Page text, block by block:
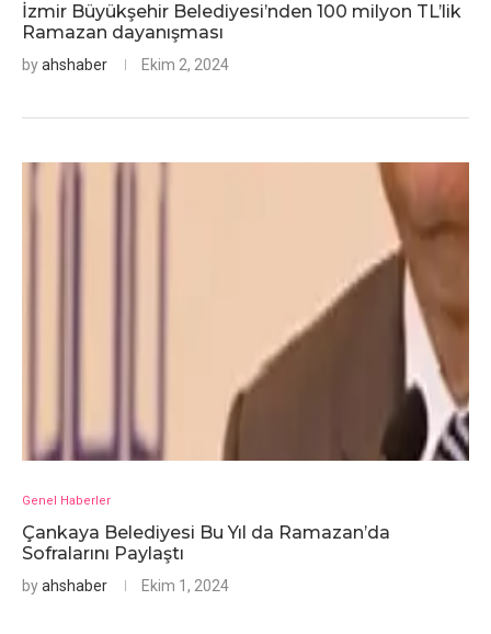
İzmir Büyükşehir Belediyesi’nden 100 milyon TL’lik
Ramazan dayanışması
byahshaber Ekim 2, 2024
Genel Haberler
Çankaya Belediyesi Bu Yıl da Ramazan’da
Sofralarını Paylaştı
byahshaber Ekim 1, 2024